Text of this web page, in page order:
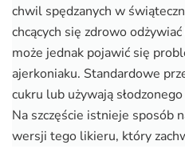
chwil spędzanych w
chcących się zdrowo
może jednak pojawić się
ajerkoniaku. Standardowe
cukru lub używają
Na szczęście istnieje sposób
wersji tego likieru, który